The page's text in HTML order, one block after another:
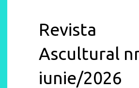
Revista
Ascultural
iunie/2026